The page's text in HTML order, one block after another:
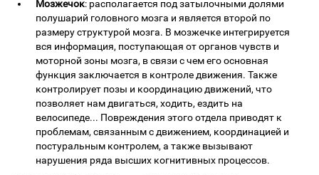
Мозжечок: располагается под затылочными долями
полушарий головного мозга и является второй по
размеру структурой мозга. В мозжечке интегрируется
вся информация, поступающая от органов чувств и
моторной зоны мозга, в связи с чем его основная
функция заключается в контроле движения. Также
контролирует позы и координацию движений, что
позволяет нам двигаться, ходить, ездить на
велосипеде... Повреждения этого отдела приводят к
проблемам, связанным с движением, координацией и
постуральным контролем, а также вызывают
нарушения ряда высших когнитивных процессов.